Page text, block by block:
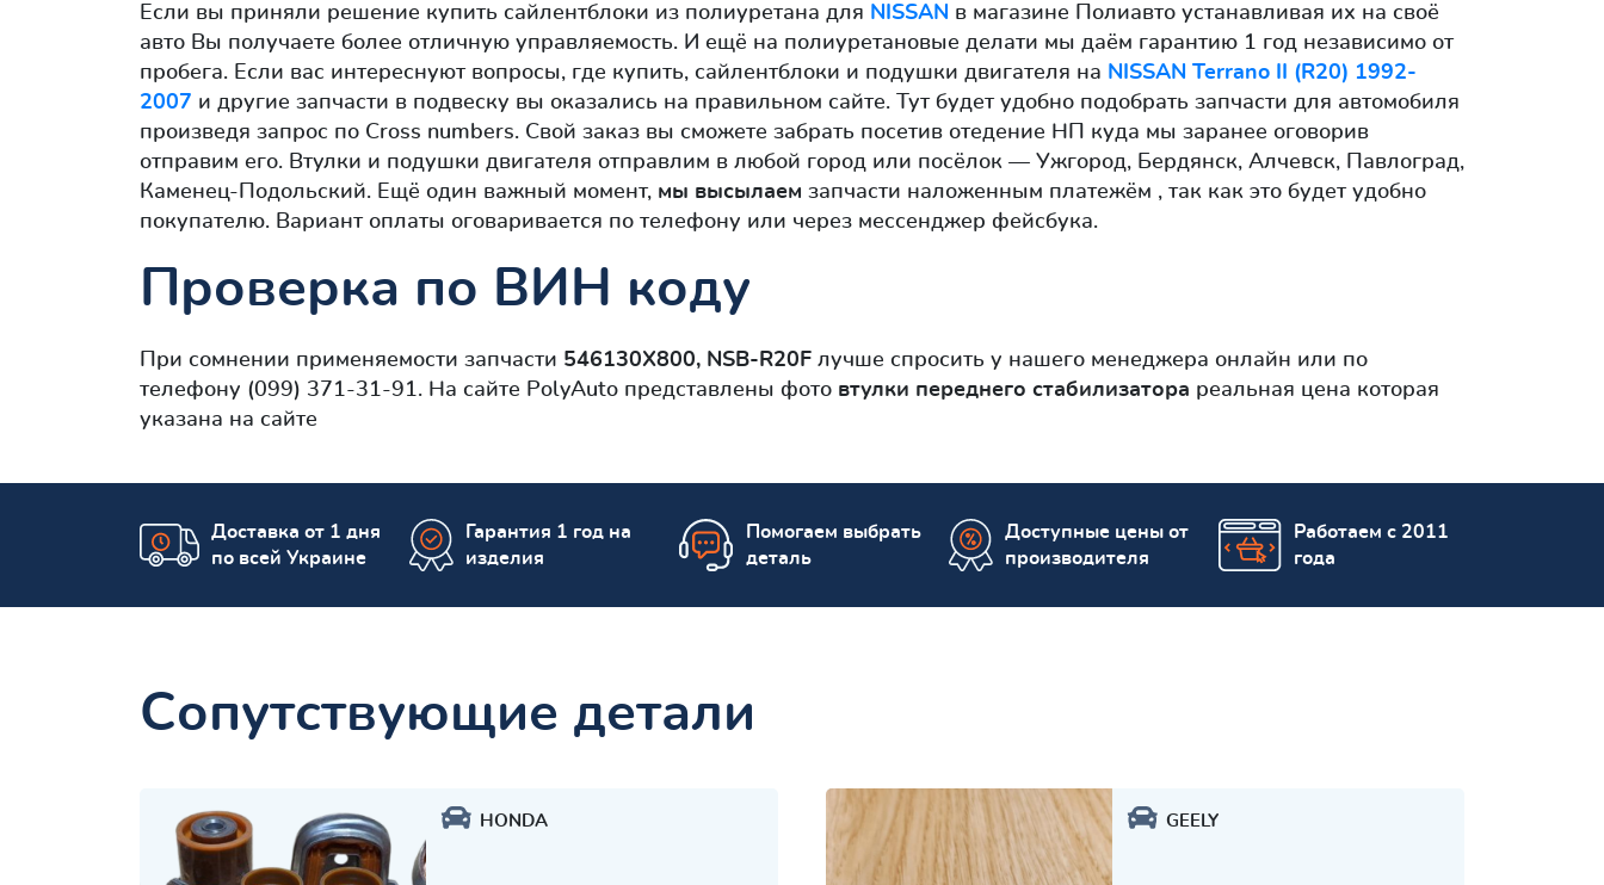
Если вы приняли решение купить сайлентблоки из полиуретана для NISSAN в магазине Полиавто устанавливая их на своё
авто Вы получаете более отличную управляемость. И ещё на полиуретановые делати мы даём гарантию 1 год независимо от
пробега. Если вас интереснуют вопросы, где купить, сайлентблоки и подушки двигателя на NISSAN Terrano II (R20) 1992-
2007 и другие запчасти в подвеску вы оказались на правильном сайте. Тут будет удобно подобрать запчасти для автомобиля
произведя запрос по Cross numbers. Свой заказ вы сможете забрать посетив отедение НП куда мы заранее оговорив
отправим его. Втулки и подушки двигателя отправлим в любой город или посёлок — Ужгород, Бердянск, Алчевск, Павлоград,
Каменец-Подольский. Ещё один важный момент, мы высылаем запчасти наложенным платежём , так как это будет удобно
покупателю. Вариант оплаты оговаривается по телефону или через мессенджер фейсбука.
Проверка по ВИН коду
При сомнении применяемости запчасти 546130X800, NSB-R20F лучше спросить у нашего менеджера онлайн или по
телефону (099) 371-31-91. На сайте PolyAuto представлены фото втулки переднего стабилизатора реальная цена которая
указана на сайте
Доставка от 1 дня
по всей Украине
Гарантия 1 год на
изделия
Помогаем выбрать
деталь
Доступные цены от
производителя
Работаем с 2011
года
Сопутствующие детали
HONDA GEELY